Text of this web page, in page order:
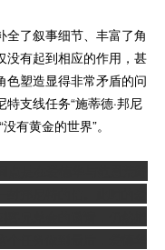
全了叙事细节、丰富了角
没有起到相应的作用，甚
色塑造显得非常矛盾的问
支线任务“施蒂德·邦尼
有黄金的世界”。